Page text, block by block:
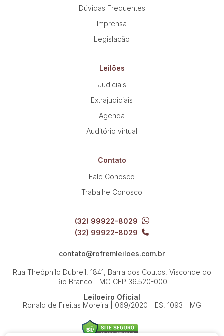
Dúvidas Frequentes
Imprensa
Legislação
Leilões
Judiciais
Extrajudiciais
Agenda
Auditório virtual
Contato
Fale Conosco
Trabalhe Conosco
(32) 99922-8029
(32) 99922-8029
contato@rofremleiloes.com.br
Rua Theóphilo Dubreil, 1841, Barra dos Coutos, Visconde do
Rio Branco - MG CEP 36.520-000
Leiloeiro Oficial
Ronald de Freitas Moreira | 069/2020 - ES, 1093 - MG